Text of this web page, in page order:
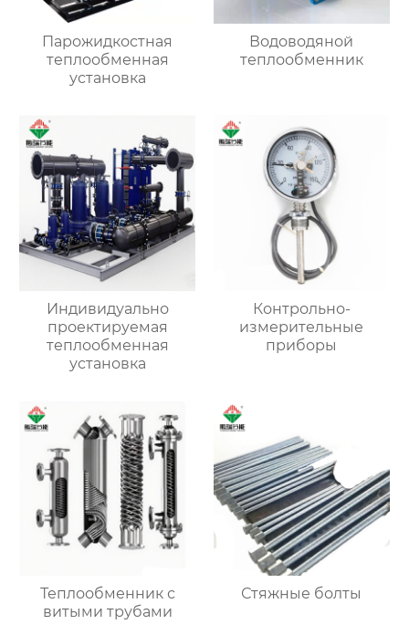
Парожидкостная
теплообменная
установка
Водоводяной
теплообменник
Индивидуально
проектируемая
теплообменная
установка
Контрольно-
измерительные
приборы
Теплообменник с
витыми трубами
Стяжные болты